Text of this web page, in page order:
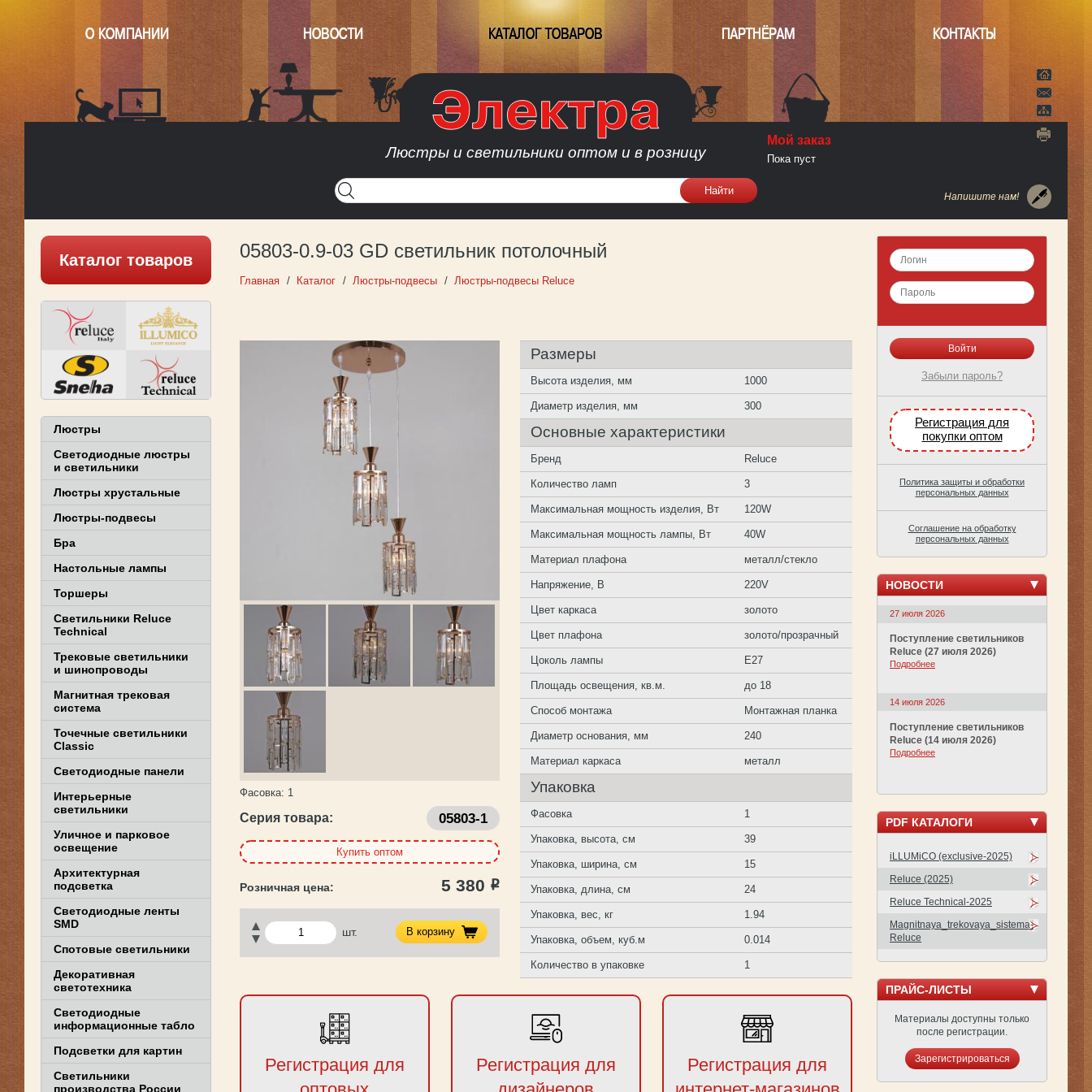
О КОМПАНИИ НОВОСТИ КАТАЛОГ ТОВАРОВ ПАРТНЁРАМ КОНТАКТЫ
Люстры и светильники оптом и в розницу
Написать нам
Карта
Напишите нам!
Мой заказ
Пока пуст
05803-0.9-03 GD светильник потолочный
Главная Каталог Люстры-подвесы Люстры-подвесы Reluce
Фасовка: 1
Серия товара: 05803-1
Купить оптом
5 380 Р
шт. В корзину
Размеры
Высота изделия, мм 1000
Диаметр изделия, мм 300
Основные характеристики
Бренд Reluce
Количество ламп 3
Максимальная мощность изделия, Вт 120W
Максимальная мощность лампы, Вт 40W
Материал плафона металл/стекло
Напряжение, В 220V
Цвет каркаса золото
Цвет плафона золото/прозрачный
Цоколь лампы E27
Площадь освещения, кв.м. до 18
Способ монтажа Монтажная планка
Диаметр основания, мм 240
Материал каркаса металл
Упаковка
Фасовка 1
Упаковка, высота, см 39
Упаковка, ширина, см 15
Упаковка, длина, см 24
Упаковка, вес, кг 1.94
Упаковка, объем, куб.м 0.014
Количество в упаковке 1
Регистрация для
Регистрация для
Регистрация для
Каталог товаров
Люстры
Светодиодные люстры
и светильники
Люстры хрустальные
Люстры-подвесы
Бра
Настольные лампы
Торшеры
Светильники Reluce
Technical
Трековые светильники
и шинопроводы
Магнитная трековая
система
Точечные светильники
Classic
Светодиодные панели
Интерьерные
светильники
Уличное и парковое
освещение
Архитектурная
подсветка
Светодиодные ленты
SMD
Спотовые светильники
Декоративная
светотехника
Светодиодные
информационные табло
Подсветки для картин
Светильники
производства России
Забыли пароль?
Регистрация для
покупки оптом
Политика защиты и обработки
персональных данных
Соглашение на обработку
персональных данных
НОВОСТИ
27 июля 2026
Поступление светильников
Reluce (27 июля 2026)
Подробнее
14 июля 2026
Поступление светильников
Reluce (14 июля 2026)
Подробнее
PDF КАТАЛОГИ
iLLUMiCO (exclusive-2025)
Reluce (2025)
Reluce Technical-2025
Magnitnaya_trekovaya_sistema-
Reluce
ПРАЙС-ЛИСТЫ
Материалы доступны только
после регистрации.
Зарегистрироваться